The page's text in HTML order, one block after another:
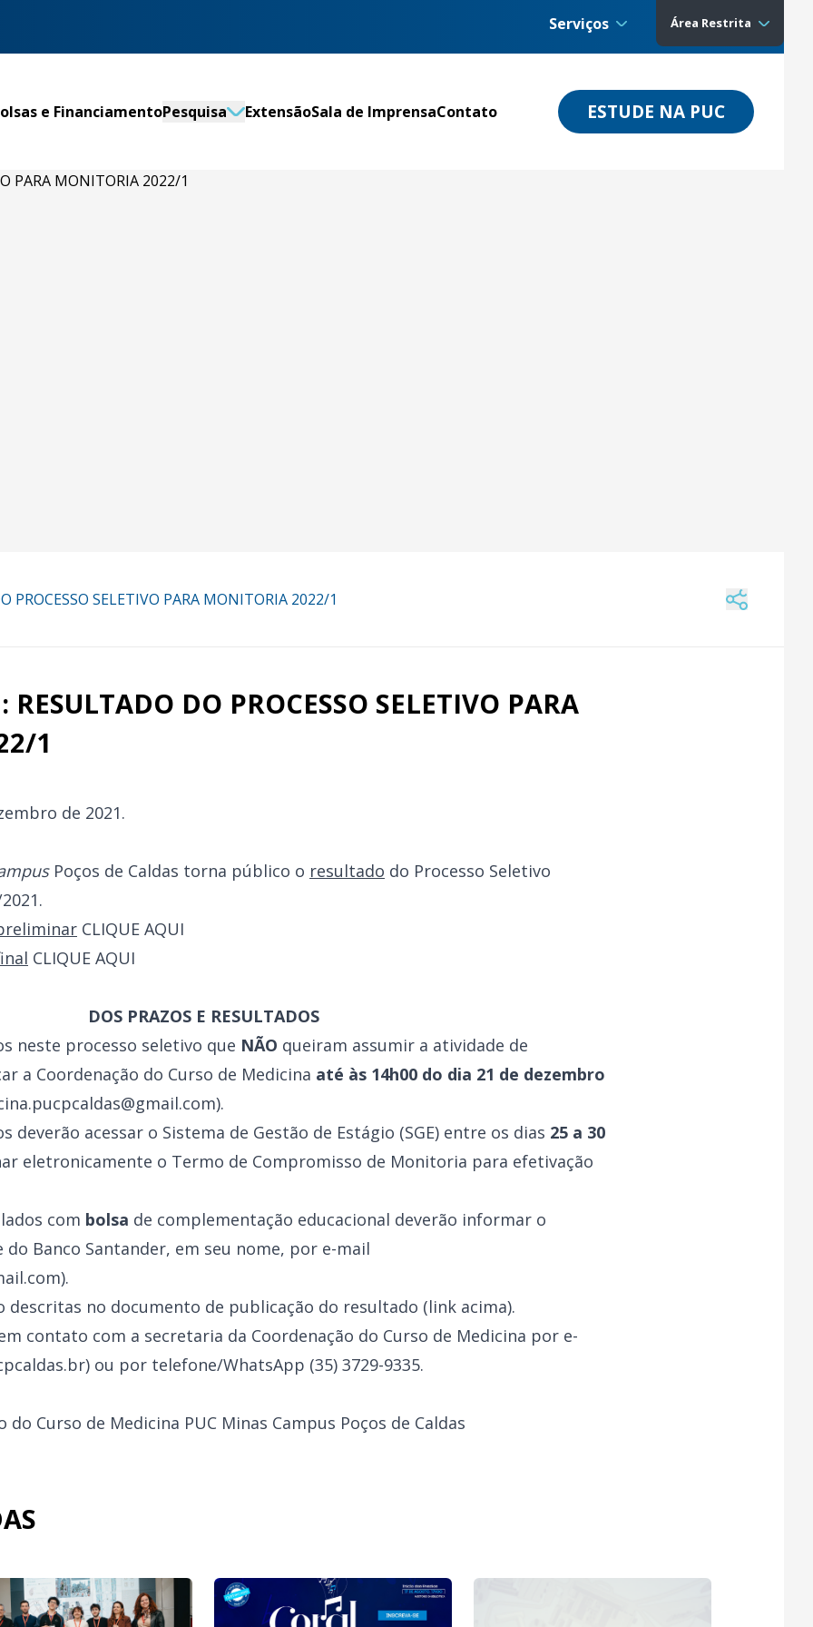
Serviços Área Restrita
e FinanciamentoPesquisa ExtensãoSala de ImprensaContato ESTUDE NA PUC
PROCESSO SELETIVO PARA MONITORIA 2022/1
DO PROCESSO SELETIVO PARA
1
de 2021.
Poços de Caldas torna público o resultado do Processo Seletivo
CLIQUE AQUI
CLIQUE AQUI
DOS PRAZOS E RESULTADOS
neste processo seletivo que NÃO queiram assumir a atividade de
a Coordenação do Curso de Medicina até às 14h00 do dia 21 de dezembro
deverão acessar o Sistema de Gestão de Estágio (SGE) entre os dias 25 a 30
eletronicamente o Termo de Compromisso de Monitoria para efetivação
com bolsa de complementação educacional deverão informar o
Banco Santander, em seu nome, por e-mail
descritas no documento de publicação do resultado (link acima).
contato com a secretaria da Coordenação do Curso de Medicina por e-
ou por telefone/WhatsApp (35) 3729-9335.
Curso de Medicina PUC Minas Campus Poços de Caldas